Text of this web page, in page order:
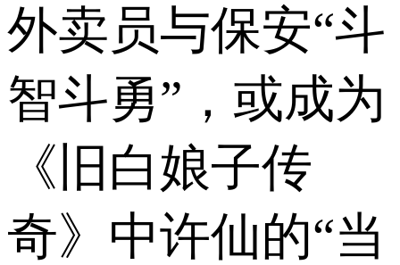
外卖员与保安“斗
智斗勇”，或成为
《旧白娘子传
奇》中许仙的“当